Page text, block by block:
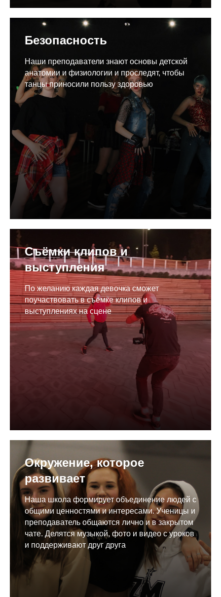
Безопасность
Наши преподаватели знают основы детской
анатомии и физиологии и проследят, чтобы
танцы приносили пользу здоровью
Съёмки клипов и
выступления
По желанию каждая девочка сможет
поучаствовать в съёмке клипов и
выступлениях на сцене
Окружение, которое
развивает
Наша школа формирует объединение людей с
общими ценностями и интересами. Ученицы и
преподаватель общаются лично и в закрытом
чате. Делятся музыкой, фото и видео с уроков
и поддерживают друг друга